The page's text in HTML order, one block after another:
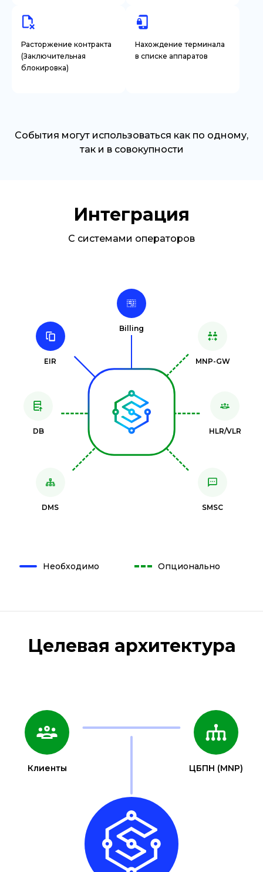
Расторжение контракта
(Заключительная
блокировка)
Нахождение терминала
в списке аппаратов
События могут использоваться как по одному,
так и в совокупности
Интеграция
С системами операторов
Billing
EIR MNP-GW
HLR/VLR
SMSC
DMS
DB
Необходимо Опционально
Целевая архитектура
Клиенты ЦБПН (MNP)